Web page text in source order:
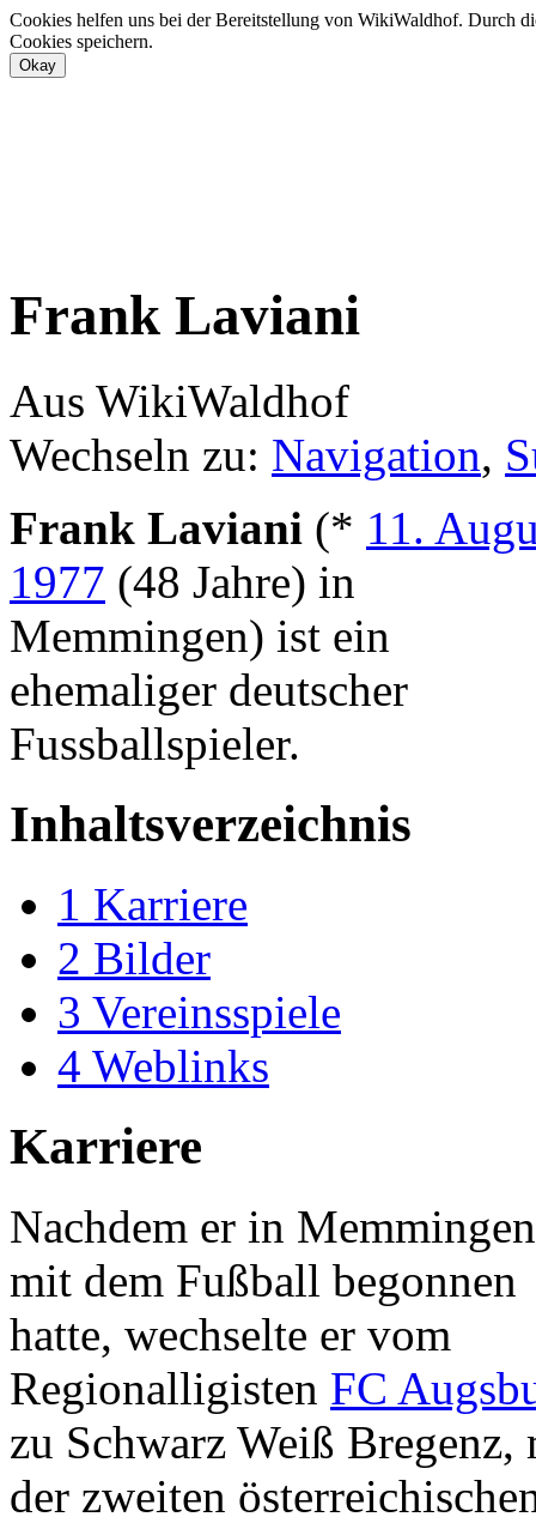
Cookies helfen uns bei der Bereitstellung von WikiWaldhof. Durch
Cookies speichern.
Frank Laviani
Aus WikiWaldhof
Wechseln zu: Navigation,
Frank Laviani (* 11.
1977 (48 Jahre) in
Memmingen) ist ein
ehemaliger deutscher
Fussballspieler.
Inhaltsverzeichnis
1 Karriere
2 Bilder
3 Vereinsspiele
4 Weblinks
Karriere
Nachdem er in Memmingen
mit dem Fußball begonnen
hatte, wechselte er vom
Regionalligisten FC
zu Schwarz Weiß
der zweiten